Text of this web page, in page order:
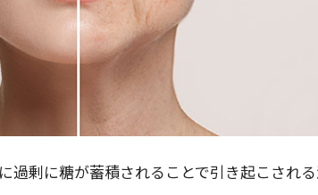
剰に糖が蓄積されることで引き起こされる